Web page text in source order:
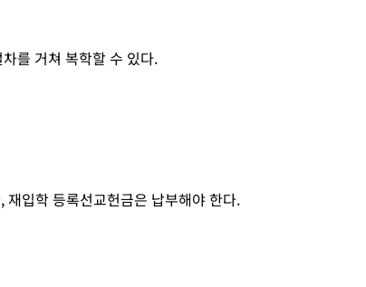
를 거쳐 복학할 수 있다.
입학 등록선교헌금은 납부해야 한다.